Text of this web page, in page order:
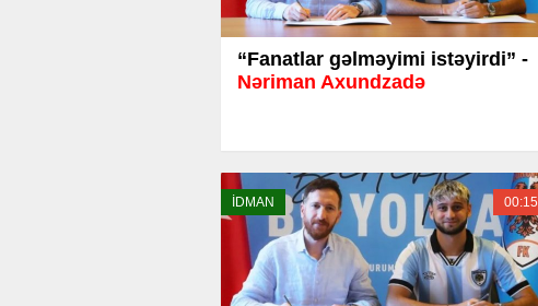
“Fanatlar gəlməyimi istəyirdi” -
Nəriman Axundzadə
İDMAN 00:15